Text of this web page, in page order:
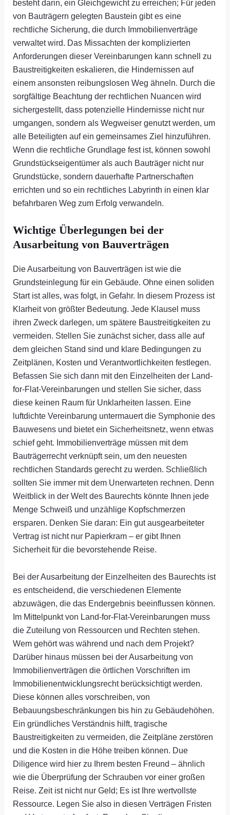
besteht darin, ein Gleichgewicht zu erreichen; Für jeden
von Bauträgern gelegten Baustein gibt es eine
rechtliche Sicherung, die durch Immobilienverträge
verwaltet wird. Das Missachten der komplizierten
Anforderungen dieser Vereinbarungen kann schnell zu
Baustreitigkeiten eskalieren, die Hindernissen auf
einem ansonsten reibungslosen Weg ähneln. Durch die
sorgfältige Beachtung der rechtlichen Nuancen wird
sichergestellt, dass potenzielle Hindernisse nicht nur
umgangen, sondern als Wegweiser genutzt werden, um
alle Beteiligten auf ein gemeinsames Ziel hinzuführen.
Wenn die rechtliche Grundlage fest ist, können sowohl
Grundstückseigentümer als auch Bauträger nicht nur
Grundstücke, sondern dauerhafte Partnerschaften
errichten und so ein rechtliches Labyrinth in einen klar
befahrbaren Weg zum Erfolg verwandeln.
Wichtige Überlegungen bei der
Ausarbeitung von Bauverträgen
Die Ausarbeitung von Bauverträgen ist wie die
Grundsteinlegung für ein Gebäude. Ohne einen soliden
Start ist alles, was folgt, in Gefahr. In diesem Prozess ist
Klarheit von größter Bedeutung. Jede Klausel muss
ihren Zweck darlegen, um spätere Baustreitigkeiten zu
vermeiden. Stellen Sie zunächst sicher, dass alle auf
dem gleichen Stand sind und klare Bedingungen zu
Zeitplänen, Kosten und Verantwortlichkeiten festlegen.
Befassen Sie sich dann mit den Einzelheiten der Land-
for-Flat-Vereinbarungen und stellen Sie sicher, dass
diese keinen Raum für Unklarheiten lassen. Eine
luftdichte Vereinbarung untermauert die Symphonie des
Bauwesens und bietet ein Sicherheitsnetz, wenn etwas
schief geht. Immobilienverträge müssen mit dem
Bauträgerrecht verknüpft sein, um den neuesten
rechtlichen Standards gerecht zu werden. Schließlich
sollten Sie immer mit dem Unerwarteten rechnen. Denn
Weitblick in der Welt des Baurechts könnte Ihnen jede
Menge Schweiß und unzählige Kopfschmerzen
ersparen. Denken Sie daran: Ein gut ausgearbeiteter
Vertrag ist nicht nur Papierkram – er gibt Ihnen
Sicherheit für die bevorstehende Reise.
Bei der Ausarbeitung der Einzelheiten des Baurechts ist
es entscheidend, die verschiedenen Elemente
abzuwägen, die das Endergebnis beeinflussen können.
Im Mittelpunkt von Land-for-Flat-Vereinbarungen muss
die Zuteilung von Ressourcen und Rechten stehen.
Wem gehört was während und nach dem Projekt?
Darüber hinaus müssen bei der Ausarbeitung von
Immobilienverträgen die örtlichen Vorschriften im
Immobilienentwicklungsrecht berücksichtigt werden.
Diese können alles vorschreiben, von
Bebauungsbeschränkungen bis hin zu Gebäudehöhen.
Ein gründliches Verständnis hilft, tragische
Baustreitigkeiten zu vermeiden, die Zeitpläne zerstören
und die Kosten in die Höhe treiben können. Due
Diligence wird hier zu Ihrem besten Freund – ähnlich
wie die Überprüfung der Schrauben vor einer großen
Reise. Zeit ist nicht nur Geld; Es ist Ihre wertvollste
Ressource. Legen Sie also in diesen Verträgen Fristen